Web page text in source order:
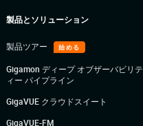
製品とソリューション
製品ツアー 始める
Gigamon ディープ オブザーバビリテ
ィー パイプライン
GigaVUE クラウドスイート
GigaVUE-FM